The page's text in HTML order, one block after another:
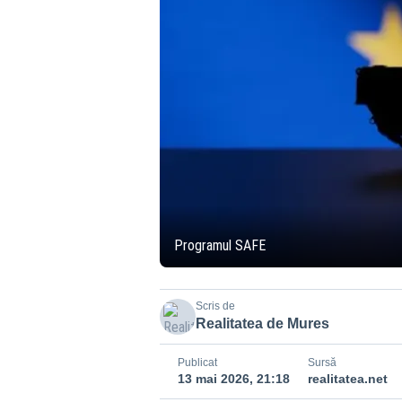
Programul SAFE
Scris de
Realitatea de Mures
Publicat
13 mai 2026, 21:18
Sursă
realitatea.net